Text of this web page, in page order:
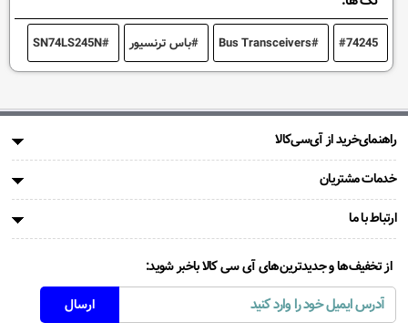
74245
Bus Transceivers باس ترنسیور SN74LS245N
راهنمای‌خرید از آی‌سی‌کالا
خدمات مشتریان
ارتباط با ما
از تخفیف‌ها و جدیدترین‌های آی سی کالا باخبر شوید: